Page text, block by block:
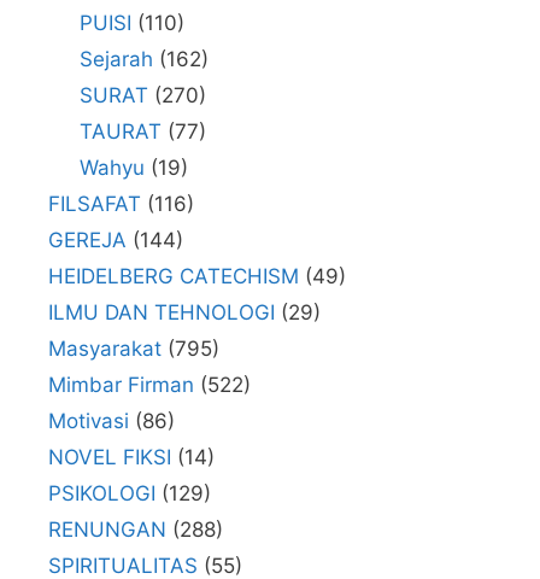
PUISI (110)
Sejarah (162)
SURAT (270)
TAURAT (77)
Wahyu (19)
FILSAFAT (116)
GEREJA (144)
HEIDELBERG CATECHISM (49)
ILMU DAN TEHNOLOGI (29)
Masyarakat (795)
Mimbar Firman (522)
Motivasi (86)
NOVEL FIKSI (14)
PSIKOLOGI (129)
RENUNGAN (288)
SPIRITUALITAS (55)